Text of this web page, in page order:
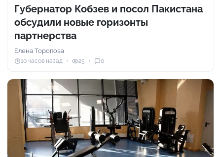
Губернатор Кобзев и посол Пакистана
обсудили новые горизонты
партнерства
Елена Торопова
10 часов назад 25 0